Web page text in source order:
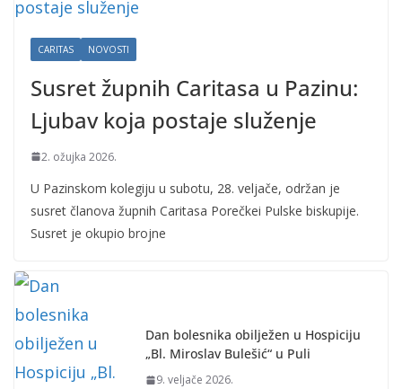
CARITAS NOVOSTI
Susret župnih Caritasa u Pazinu:
Ljubav koja postaje služenje
2. ožujka 2026.
U Pazinskom kolegiju u subotu, 28. veljače, održan je
susret članova župnih Caritasa Porečkei Pulske biskupije.
Susret je okupio brojne
Dan bolesnika obilježen u Hospiciju
„Bl. Miroslav Bulešić“ u Puli
9. veljače 2026.